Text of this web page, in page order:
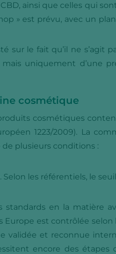
ainsi que celles qui
» est prévu, avec un
sur le fait qu’il ne s’agit
uniquement d’une
cosmétique
cosmétiques
1223/2009). La
plusieurs conditions :
les référentiels, le
standards en la matière
est contrôlée selon
validée et reconnue
encore des